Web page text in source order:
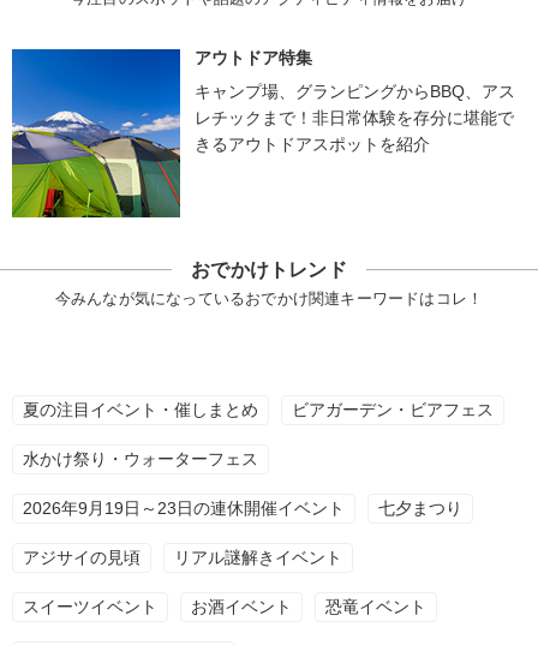
アウトドア特集
キャンプ場、グランピングからBBQ、アス
レチックまで！非日常体験を存分に堪能で
きるアウトドアスポットを紹介
おでかけトレンド
今みんなが気になっているおでかけ関連キーワードはコレ！
夏の注目イベント・催しまとめ ビアガーデン・ビアフェス
水かけ祭り・ウォーターフェス
2026年9月19日～23日の連休開催イベント 七夕まつり
アジサイの見頃 リアル謎解きイベント
スイーツイベント お酒イベント 恐竜イベント